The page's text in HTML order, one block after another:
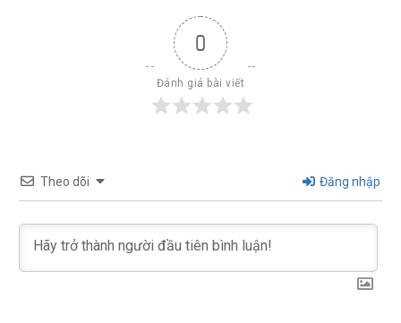
0
Đánh giá bài viết
Theo dõi Đăng nhập